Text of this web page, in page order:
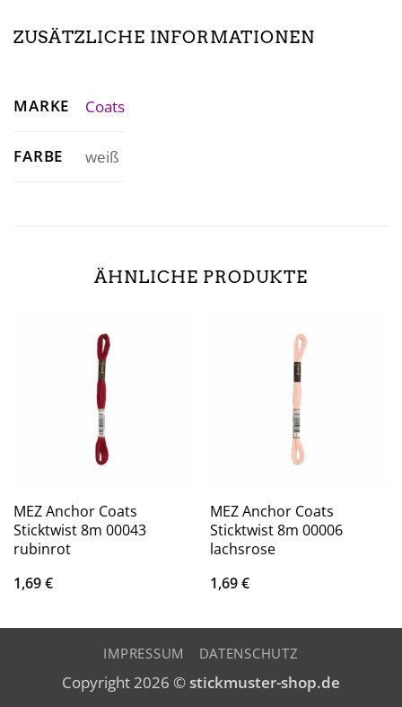
ZUSÄTZLICHE INFORMATIONEN
MARKE Coats
FARBE weiß
ÄHNLICHE PRODUKTE
MEZ Anchor Coats
Sticktwist 8m 00043
rubinrot
1,69€
MEZ Anchor Coats
Sticktwist 8m 00006
lachsrose
1,69€
IMPRESSUM DATENSCHUTZ
Copyright 2026 ©stickmuster-shop.de